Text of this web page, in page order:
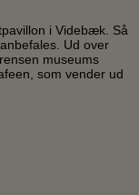
i Videbæk. Så
Ud over
museums
som vender ud